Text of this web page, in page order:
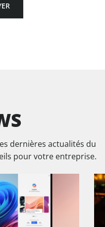
dernières actualités du
pour votre entreprise.